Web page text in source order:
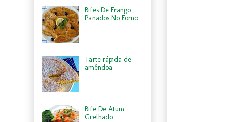
Bifes De Frango
Panados No Forno
Tarte rápida de
amêndoa
Bife De Atum
Grelhado